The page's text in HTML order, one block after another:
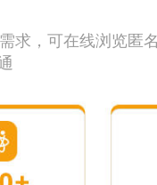
求，可在线浏览匿